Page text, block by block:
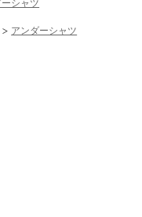
リウレタン10％
シャツ
アンダーシャツ